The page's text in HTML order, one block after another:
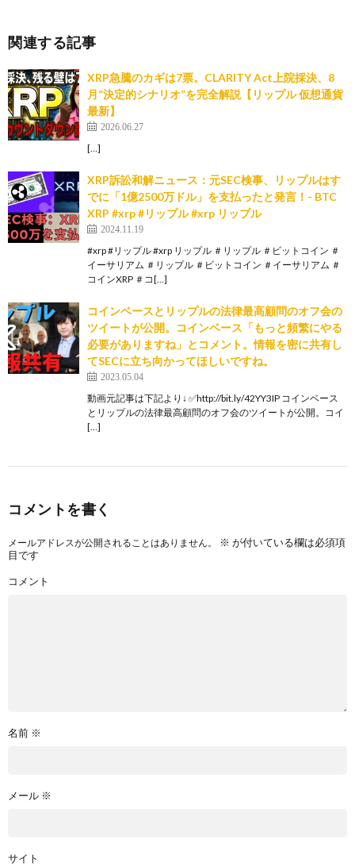
関連する記事
XRP急騰のカギは7票。CLARITY Act上院採決、8
月”決定的シナリオ”を完全解説【リップル 仮想通貨
最新】
2026.06.27
[…]
XRP訴訟和解ニュース：元SEC検事、リップルはす
でに「1億2500万ドル」を支払ったと発言！- BTC
XRP #xrp #リップル #xrp リップル
2024.11.19
#xrp #リップル #xrp リップル ＃リップル ＃ビットコイン ＃
イーサリアム ＃リップル ＃ビットコイン ＃イーサリアム ＃
コインXRP ＃コ[…]
コインベースとリップルの法律最高顧問のオフ会の
ツイートが公開。コインベース「もっと頻繁にやる
必要がありますね」とコメント。情報を密に共有し
てSECに立ち向かってほしいですね。
2023.05.04
動画元記事は下記より↓ ✅http://bit.ly/42YY3IP コインベース
とリップルの法律最高顧問のオフ会のツイートが公開。コイ
[…]
コメントを書く
メールアドレスが公開されることはありません。 ※ が付いている欄は必須項
目です
コメント
名前 ※
メール ※
サイト